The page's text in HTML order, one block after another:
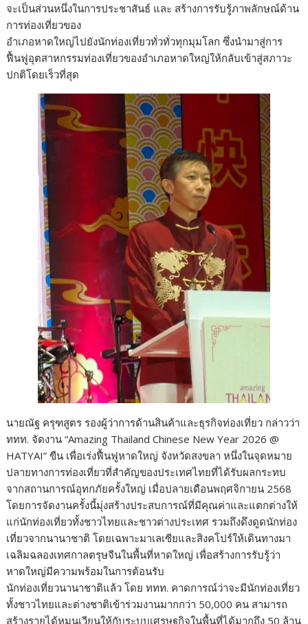
จะเป็นส่วนหนึ่งในการประชาสันธ์ และ สร้างการรับรู้ภาพลักษณ์ด้าน
การท่องเที่ยวของ
อำเภอหาดใหญ่ไปยังนักท่องเที่ยวทั่วทั่วทุกมุมโลก ซึ่งนำมาสู่การ
ฟื้นฟูอุตสาหกรรมท่องเที่ยวของอำเภอหาดใหญ่ให้กลับเข้าสู่สภาวะ
ปกติโดยเร็วที่สุด
นายณัฐ ครุฑสูตร รองผู้ว่าการด้านสินค้าและธุรกิจท่องเที่ยว กล่าวว่า
ททท. จัดงาน “Amazing Thailand Chinese New Year 2026 @
HATYAI” ขืน เพื่อเร่งฟื้นฟูหาดใหญ่ จังหวัดสงขลา หนึ่งในจุดหมาย
ปลายทางการท่องเที่ยวที่สำคัญของประเทศไทยที่ได้รับผลกระทบ
จากสถานการณ์อุทกภัยครั้งใหญ่ เมื่อปลายเดือนพฤศจิกายน 2568
โดยการจัดงานครั้งนี้มุ่งสร้างประสบการณ์ที่มีคุณค่าและแตกต่างให้
แก่นักท่องเที่ยวทั้งชาวไทยและชาวต่างประเทศ รวมถึงดึงดูดนักท่อง
เที่ยวจากนานาชาติ โดยเฉพาะมาเลเซียและสิงคโปร์ให้เดินทางมา
เฉลิมฉลองเทศกาลตรุษจีนในพื้นที่หาดใหญ่ เพื่อสร้างการรับรู้ว่า
หาดใหญ่มีความพร้อมในการต้อนรับ
นักท่องเที่ยวนานาชาติแล้ว โดย ททท. คาดการณ์ว่าจะมีนักท่องเที่ยว
ทั้งชาวไทยและต่างชาติเข้าร่วมงานมากกว่า 50,000 คน สามารถ
สร้างรายได้หมุนเวียนให้กับระบบเศรษฐกิจในพื้นที่ได้มากถึง 50 ล้าน